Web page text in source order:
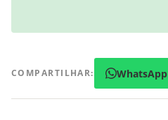
COMPARTILHAR: WhatsApp